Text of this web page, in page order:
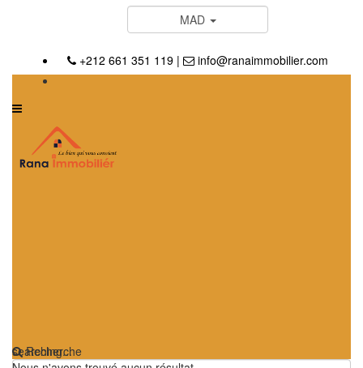
MAD
+212 661 351 119 | info@ranaimmobilier.com
searching...
Recherche